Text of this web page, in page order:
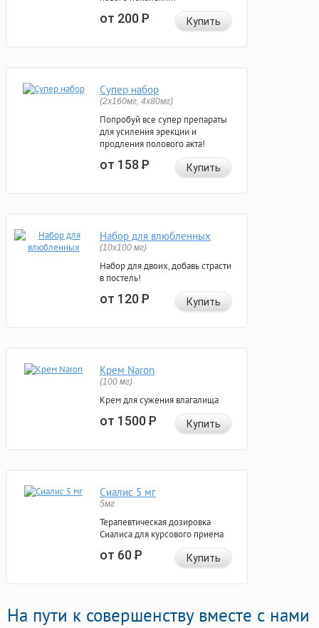
от 200Р Купить
Супер набор
(2х160мг, 4х80мг)
Попробуй все супер препараты
для усиления эрекции и
продления полового акта!
от 158Р Купить
Набор для влюбленных
(10х100 мг)
Набор для двоих, добавь страсти
в постель!
от 120Р Купить
Крем Naron
(100 мг)
Крем для сужения влагалища
от 1500Р Купить
Сиалис 5 мг
5мг
Терапевтическая дозировка
Сиалиса для курсового приема
от 60Р Купить
На пути к совершенству вместе с нами